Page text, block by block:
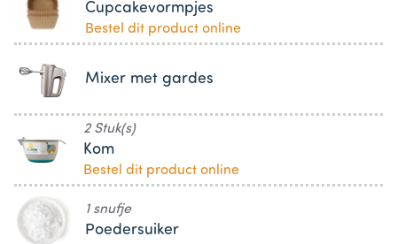
Cupcakevormpjes
Bestel dit product online
Mixer met gardes
2 Stuk(s)
Kom
Bestel dit product online
1 snufje
Poedersuiker